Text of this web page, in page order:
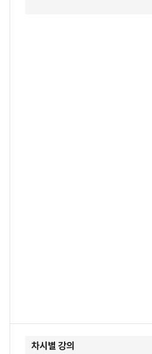
차시별 강의